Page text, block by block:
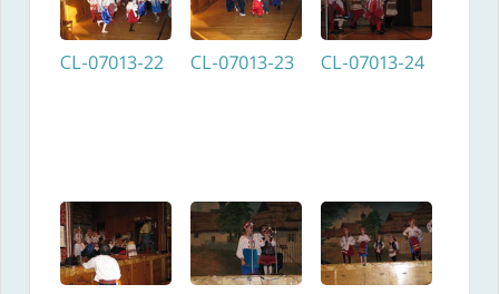
CL-07013-22 CL-07013-23 CL-07013-24